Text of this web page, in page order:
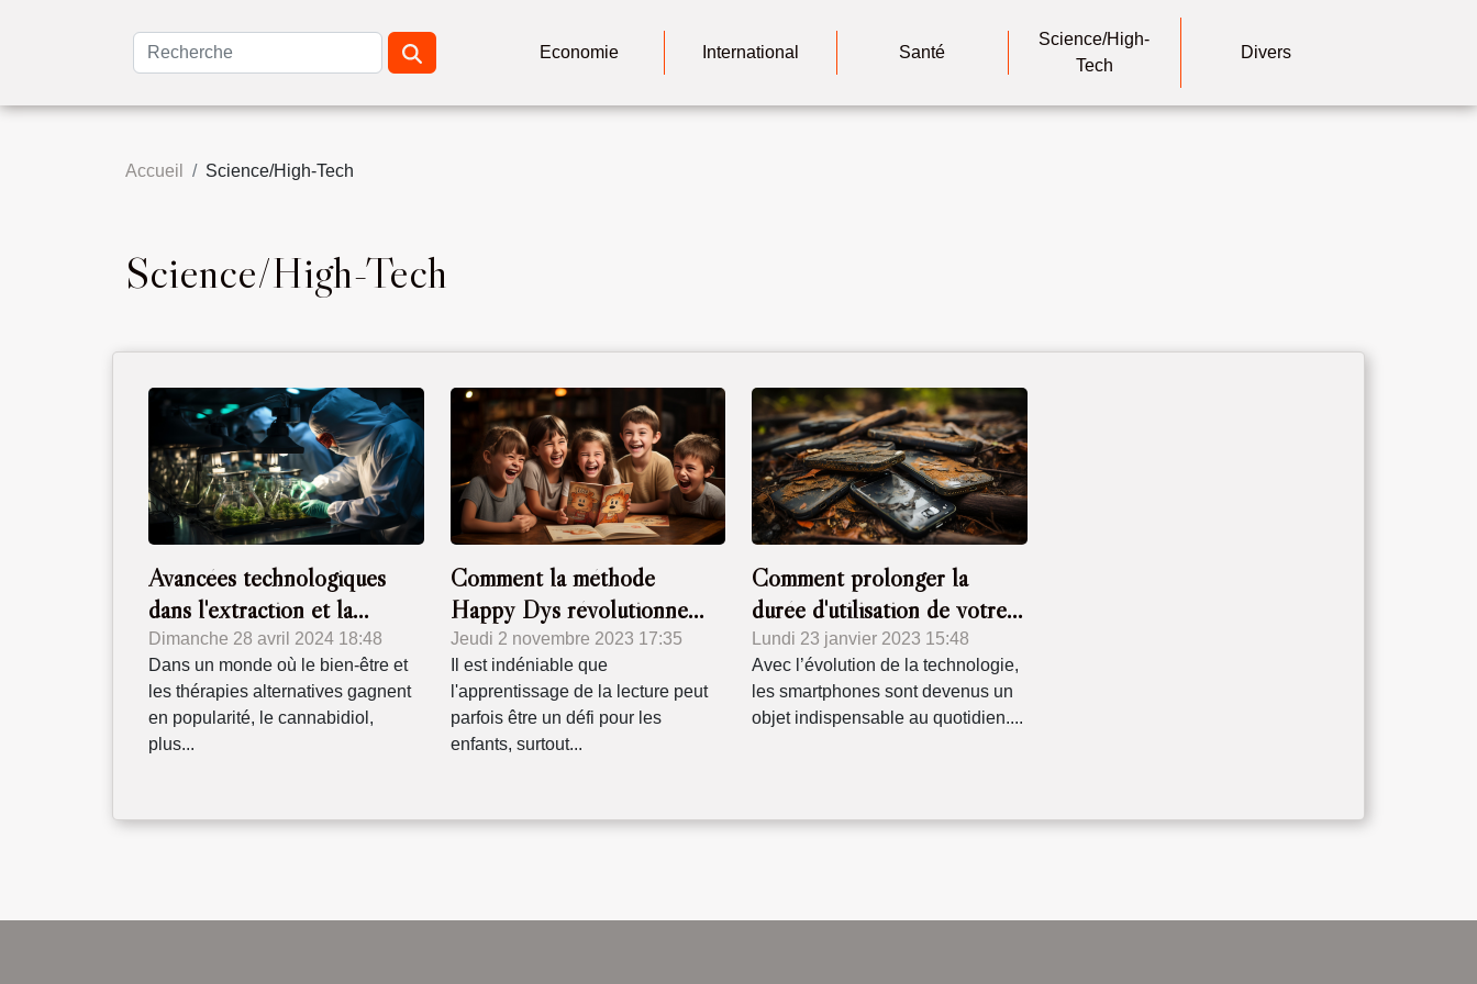
Economie International Santé
Science/High-
Tech
Divers
Accueil Science/High-Tech
Science/High-Tech
Avancées technologiques
dans l'extraction et la
purification du CBD
Dimanche 28 avril 2024 18:48
Dans un monde où le bien-être et
les thérapies alternatives gagnent
en popularité, le cannabidiol,
plus...
Comment la méthode
Happy Dys révolutionne
l'apprentissage de la lecture
Jeudi 2 novembre 2023 17:35
Il est indéniable que
l'apprentissage de la lecture peut
parfois être un défi pour les
enfants, surtout...
Comment prolonger la
durée d'utilisation de votre
smartphone ?
Lundi 23 janvier 2023 15:48
Avec l’évolution de la technologie,
les smartphones sont devenus un
objet indispensable au quotidien....